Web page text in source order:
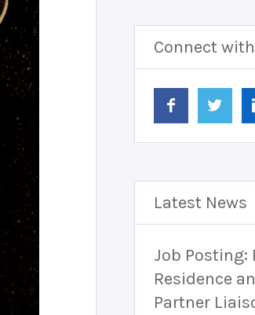
Connect
Latest News
Job Posting:
Residence
Partner